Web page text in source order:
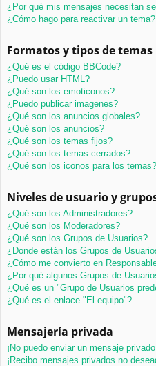
¿Por qué mis mensajes necesitan
¿Cómo hago para reactivar un tema?
Formatos y tipos de temas
¿Qué es el código BBCode?
¿Puedo usar HTML?
¿Qué son los emoticonos?
¿Puedo publicar imagenes?
¿Qué son los anuncios globales?
¿Qué son los anuncios?
¿Qué son los temas fijos?
¿Qué son los temas cerrados?
¿Qué son los iconos para los temas?
Niveles de usuario y
¿Qué son los Administradores?
¿Qué son los Moderadores?
¿Qué son los Grupos de Usuarios?
¿Donde están los Grupos de
¿Cómo me convierto en
¿Por qué algunos Grupos de
¿Qué es un "Grupo de Usuarios
¿Qué es el enlace "El equipo"?
Mensajería privada
¡No puedo enviar un mensaje
¡Recibo mensajes privados no